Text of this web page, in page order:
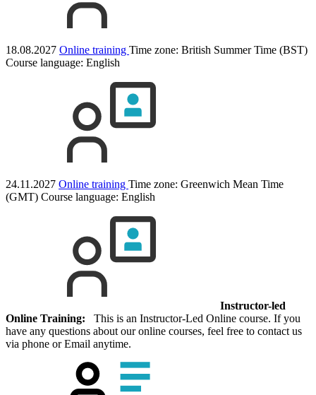
18.08.2027 Online training Time zone: British Summer Time (BST)
Course language: English
24.11.2027 Online training Time zone: Greenwich Mean Time
(GMT) Course language: English
Instructor-led
Online Training: This is an Instructor-Led Online course. If you
have any questions about our online courses, feel free to contact us
via phone or Email anytime.